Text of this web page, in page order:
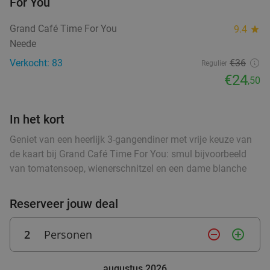
food
food
food
food
food
Warme drank + zoete snack naar keuze (enkel
of 10-strippenkaart) bij SPAR City Enschede
Zutphen
Verkocht: 183 Regulier €4,55
€2
Strippenkaart of warme drank + appelflap of
koek bij SPAR Arnhem
Morgen Za Zo
Grand Café Time For You 9.4 star
Neede
Verkocht: 83
Regulier €36
€24,50
In het kort
Geniet van een heerlijk 3-gangendiner met vrije keuze van
de kaart bij Grand Café Time For You: smul bijvoorbeeld
van tomatensoep, wienerschnitzel en een dame blanche
Reserveer jouw deal
2 Personen remove_circle_outline add_circle_outline